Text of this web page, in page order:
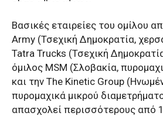
Βασικές εταιρείες του ομίλου
Army (Τσεχική Δημοκρατία,
Tatra Trucks (Τσεχική
όμιλος MSM (Σλοβακία,
και την The Kinetic Group
πυρομαχικά μικρού
απασχολεί περισσότερους από